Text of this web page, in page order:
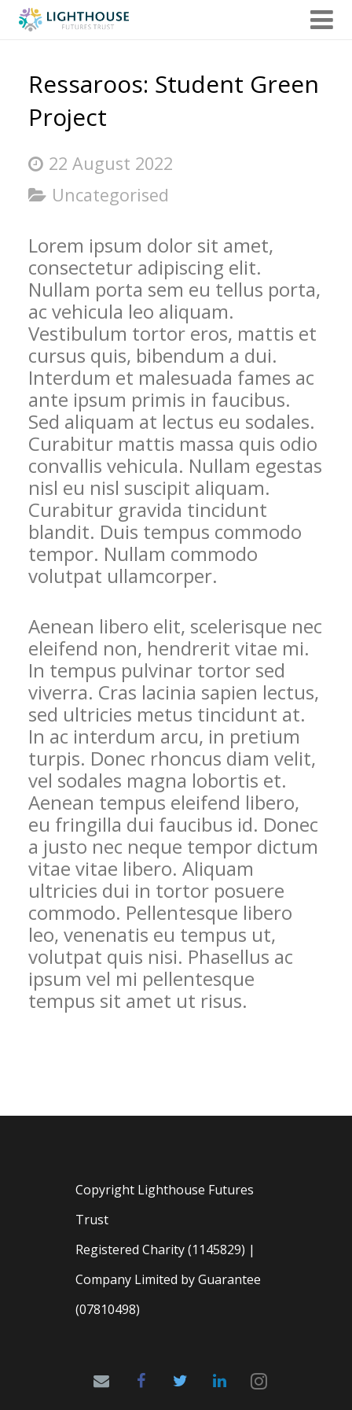
About us
Our Internships
Term Dates, Events & Clubs
Additional Support
Ressaroos: Student Green
Project
22 August 2022
Uncategorised
Lorem ipsum dolor sit amet,
consectetur adipiscing elit.
Nullam porta sem eu tellus porta,
ac vehicula leo aliquam.
Vestibulum tortor eros, mattis et
cursus quis, bibendum a dui.
Interdum et malesuada fames ac
ante ipsum primis in faucibus.
Sed aliquam at lectus eu sodales.
Curabitur mattis massa quis odio
convallis vehicula. Nullam egestas
nisl eu nisl suscipit aliquam.
Curabitur gravida tincidunt
blandit. Duis tempus commodo
tempor. Nullam commodo
volutpat ullamcorper.
Aenean libero elit, scelerisque nec
eleifend non, hendrerit vitae mi.
In tempus pulvinar tortor sed
viverra. Cras lacinia sapien lectus,
sed ultricies metus tincidunt at.
In ac interdum arcu, in pretium
turpis. Donec rhoncus diam velit,
vel sodales magna lobortis et.
Aenean tempus eleifend libero,
eu fringilla dui faucibus id. Donec
a justo nec neque tempor dictum
vitae vitae libero. Aliquam
ultricies dui in tortor posuere
commodo. Pellentesque libero
leo, venenatis eu tempus ut,
volutpat quis nisi. Phasellus ac
ipsum vel mi pellentesque
tempus sit amet ut risus.
Copyright Lighthouse Futures
Trust
Registered Charity (1145829) |
Company Limited by Guarantee
(07810498)